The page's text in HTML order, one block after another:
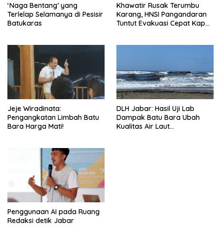
‘Naga Bentang’ yang
Terlelap Selamanya di Pesisir
Batukaras
Khawatir Rusak Terumbu
Karang, HNSI Pangandaran
Tuntut Evakuasi Cepat Kapal
Jeje Wiradinata:
Pengangkatan Limbah Batu
Bara Harga Mati!
DLH Jabar: Hasil Uji Lab
Dampak Batu Bara Ubah
Kualitas Air Laut
Penggunaan AI pada Ruang
Redaksi detik Jabar